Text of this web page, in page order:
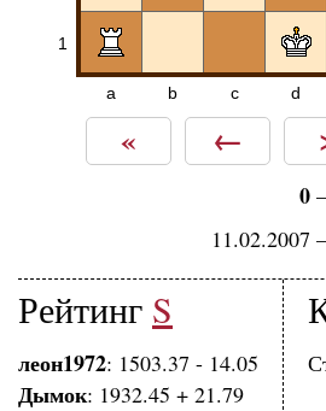
1
a b c d
« ←
0
11.02.2007
Рейтинг S
леон1972: 1503.37 - 14.05
Дымок: 1932.45 + 21.79